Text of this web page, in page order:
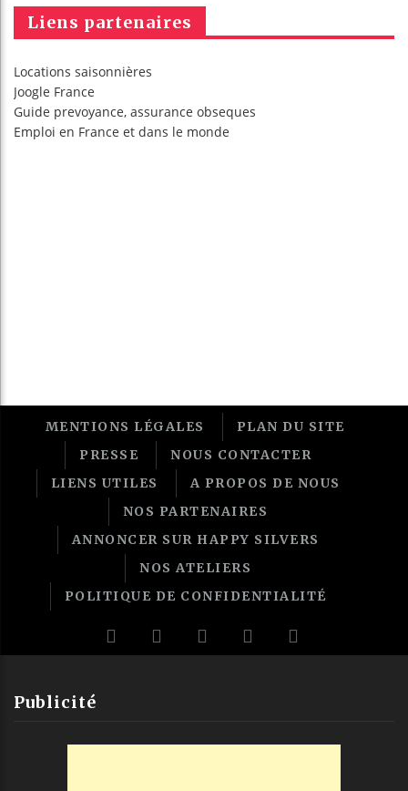
Liens partenaires
Locations saisonnières
Joogle France
Guide prevoyance, assurance obseques
Emploi en France et dans le monde
MENTIONS LÉGALES
PLAN DU SITE
PRESSE
NOUS CONTACTER
LIENS UTILES
A PROPOS DE NOUS
NOS PARTENAIRES
ANNONCER SUR HAPPY SILVERS
NOS ATELIERS
POLITIQUE DE CONFIDENTIALITÉ
Publicité